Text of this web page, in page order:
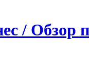
/ Обзор